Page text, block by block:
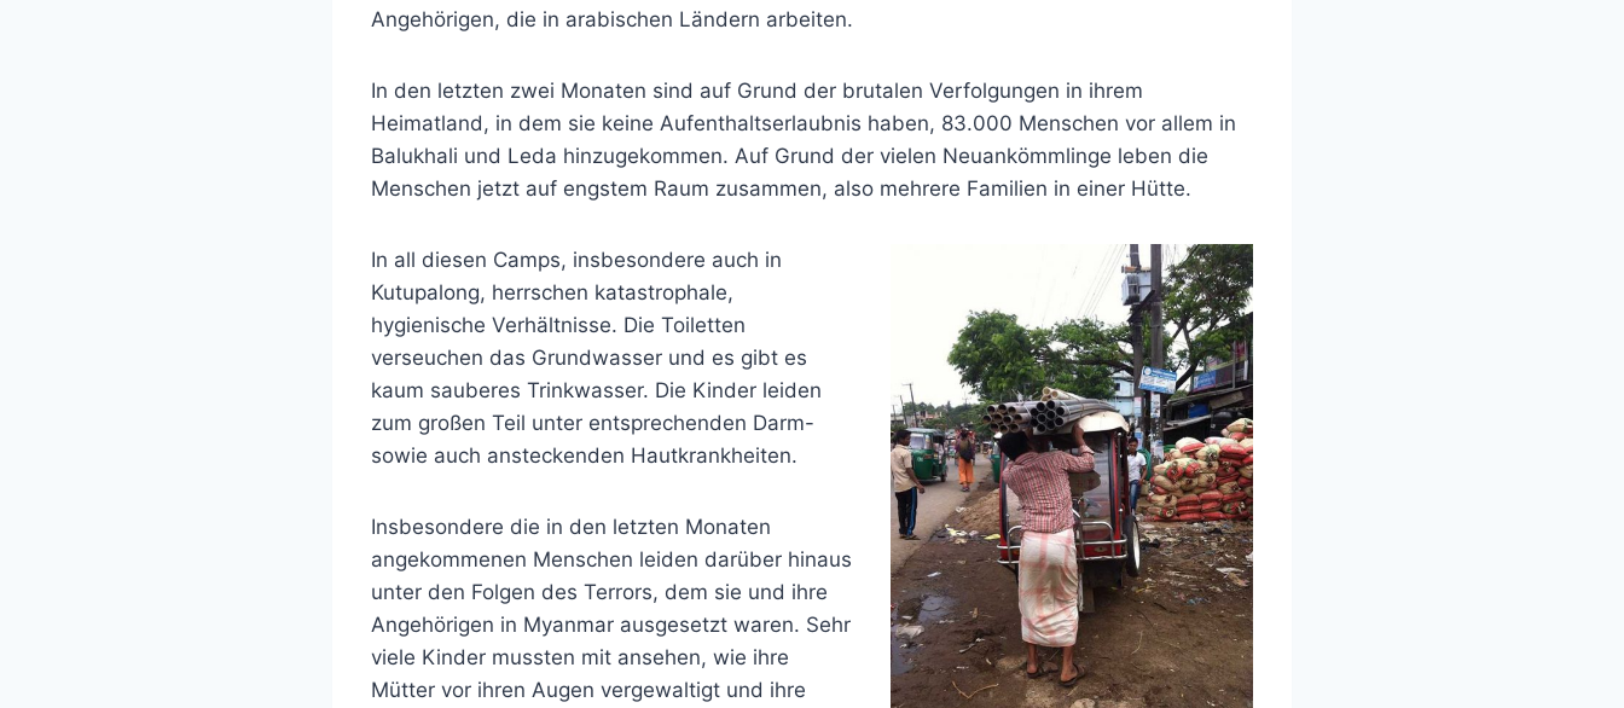
Angehörigen, die in arabischen Ländern arbeiten.
In den letzten zwei Monaten sind auf Grund der brutalen Verfolgungen in ihrem
Heimatland, in dem sie keine Aufenthaltserlaubnis haben, 83.000 Menschen vor allem in
Balukhali und Leda hinzugekommen. Auf Grund der vielen Neuankömmlinge leben die
Menschen jetzt auf engstem Raum zusammen, also mehrere Familien in einer Hütte.
In all diesen Camps, insbesondere auch in
Kutupalong, herrschen katastrophale,
hygienische Verhältnisse. Die Toiletten
verseuchen das Grundwasser und es gibt es
kaum sauberes Trinkwasser. Die Kinder leiden
zum großen Teil unter entsprechenden Darm-
sowie auch ansteckenden Hautkrankheiten.
Insbesondere die in den letzten Monaten
angekommenen Menschen leiden darüber hinaus
unter den Folgen des Terrors, dem sie und ihre
Angehörigen in Myanmar ausgesetzt waren. Sehr
viele Kinder mussten mit ansehen, wie ihre
Mütter vor ihren Augen vergewaltigt und ihre